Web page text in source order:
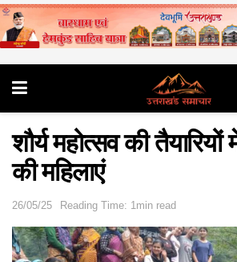
शौर्य महोत्सव की
की महिलाएं
26/05/25 Reading Time: 1min read